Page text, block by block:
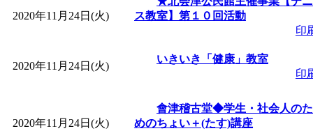
2020年11月24日(火)
ス教室】第１０回活動
印
2020年11月24日(火)
いきいき「健康」教室
印
2020年11月24日(火)
會津稽古堂◆学生・社会人のた
めのちょい＋(たす)講座